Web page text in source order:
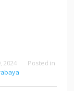
2024
Posted in